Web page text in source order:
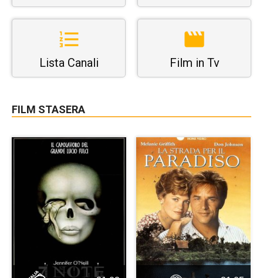
Lista Canali Film in Tv
FILM STASERA